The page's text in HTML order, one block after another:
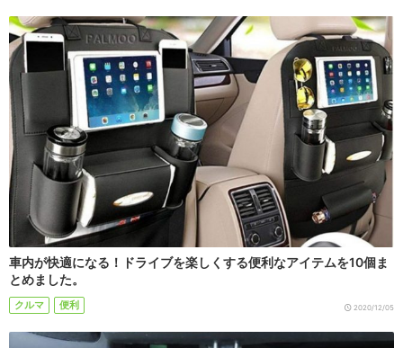
車内が快適になる！ドライブを楽しくする便利なアイテムを10個ま
とめました。
クルマ 便利 2020/12/05